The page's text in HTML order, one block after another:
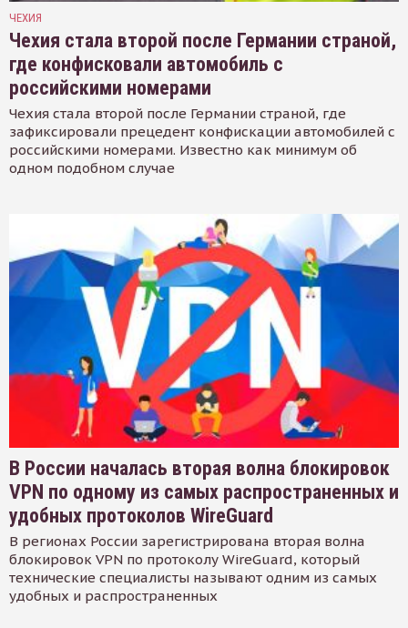
ЧЕХИЯ
Чехия стала второй после Германии страной,
где конфисковали автомобиль с
российскими номерами
Чехия стала второй после Германии страной, где
зафиксировали прецедент конфискации автомобилей с
российскими номерами. Известно как минимум об
одном подобном случае
В России началась вторая волна блокировок
VPN по одному из самых распространенных и
удобных протоколов WireGuard
В регионах России зарегистрирована вторая волна
блокировок VPN по протоколу WireGuard, который
технические специалисты называют одним из самых
удобных и распространенных